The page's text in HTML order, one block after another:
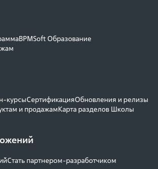
BPMSoft Образование
курсыСертификацияОбновления и релизы
и продажамКарта разделов Школы
Стать партнером-разработчиком